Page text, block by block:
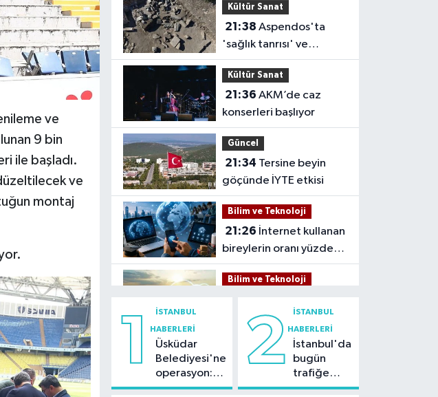
ve
9 bin
ile başladı.
ve
montaj
mağlup etti
Kültür Sanat
21:38
'sağlık tanrısı' ve
oğlunun heykeli bulundu
Kültür Sanat
21:36
konserleri başlıyor
Güncel
21:34
göçünde İYTE etkisi
Bilim ve Teknoloji
21:26
bireylerin oranı yüzde
92,3 oldu
Bilim ve Teknoloji
4 ayda 44,5 milyona
Kültür Sanat
21:21Esenler
Belediyesi vatandaşları
1 İSTANBUL
HABERLERI
Üsküdar
Belediyesi'ne
operasyon:
Sinem
2 İSTANBUL
HABERLERI
İstanbul'da
bugün
trafiğe
dikkat: